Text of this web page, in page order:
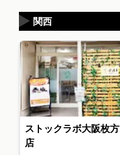
関西
▶
ストックラボ大阪枚方
店